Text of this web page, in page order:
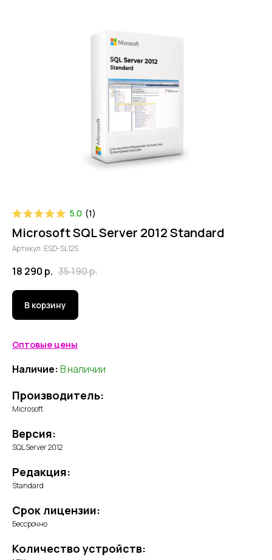
5.0 (1)
Microsoft SQL Server 2012 Standard
Артикул: ESD-SL12S
18 290 р. 35 190р.
В корзину
Оптовые цены
Наличие: В наличии
Производитель:
Microsoft
Версия:
SQL Server 2012
Редакция:
Standard
Срок лицензии:
Бессрочно
Количество устройств: